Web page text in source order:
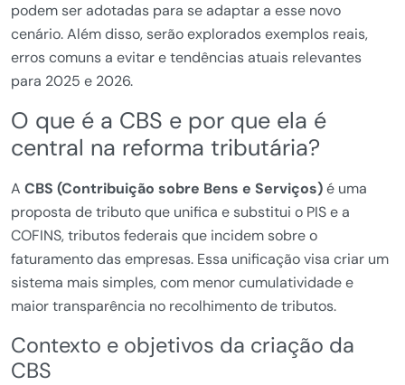
podem ser adotadas para se adaptar a esse novo
cenário. Além disso, serão explorados exemplos reais,
erros comuns a evitar e tendências atuais relevantes
para 2025 e 2026.
O que é a CBS e por que ela é
central na reforma tributária?
A CBS (Contribuição sobre Bens e Serviços)é uma
proposta de tributo que unifica e substitui o PIS e a
COFINS, tributos federais que incidem sobre o
faturamento das empresas. Essa unificação visa criar um
sistema mais simples, com menor cumulatividade e
maior transparência no recolhimento de tributos.
Contexto e objetivos da criação da
CBS